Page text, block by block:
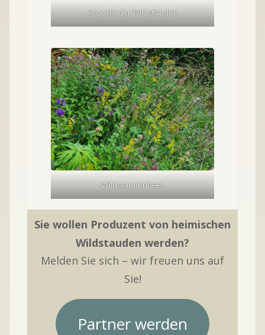
Anzucht der Wildstauden
Wildstaudenbeet
Sie wollen Produzent von heimischen
Wildstauden werden?
Melden Sie sich – wir freuen uns auf
Sie!
Partner werden